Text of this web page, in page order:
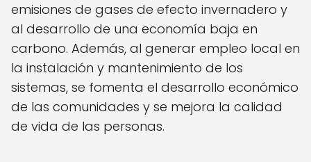
emisiones de gases de efecto invernadero y
al desarrollo de una economía baja en
carbono. Además, al generar empleo local en
la instalación y mantenimiento de los
sistemas, se fomenta el desarrollo económico
de las comunidades y se mejora la calidad
de vida de las personas.